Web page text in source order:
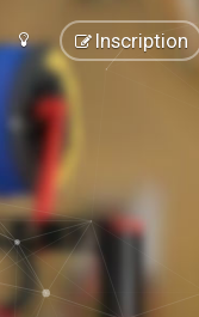
Inscription